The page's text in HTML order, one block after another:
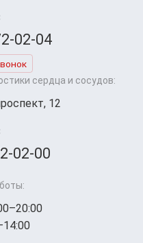
02-04
сердца и сосудов:
12
02-00